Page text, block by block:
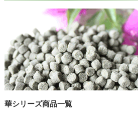
華シリーズ商品一覧